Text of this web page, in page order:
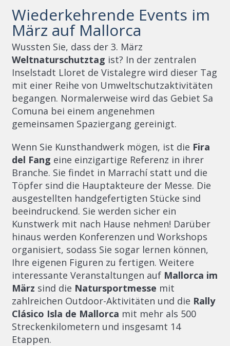
Wiederkehrende Events im
März auf Mallorca
Wussten Sie, dass der 3. März
Weltnaturschutztag ist? In der zentralen
Inselstadt Lloret de Vistalegre wird dieser Tag
mit einer Reihe von Umweltschutzaktivitäten
begangen. Normalerweise wird das Gebiet Sa
Comuna bei einem angenehmen
gemeinsamen Spaziergang gereinigt.
Wenn Sie Kunsthandwerk mögen, ist die Fira
del Fang eine einzigartige Referenz in ihrer
Branche. Sie findet in Marrachí statt und die
Töpfer sind die Hauptakteure der Messe. Die
ausgestellten handgefertigten Stücke sind
beeindruckend. Sie werden sicher ein
Kunstwerk mit nach Hause nehmen! Darüber
hinaus werden Konferenzen und Workshops
organisiert, sodass Sie sogar lernen können,
Ihre eigenen Figuren zu fertigen. Weitere
interessante Veranstaltungen auf Mallorca im
März sind die Natursportmesse mit
zahlreichen Outdoor-Aktivitäten und die Rally
Clásico Isla de Mallorca mit mehr als 500
Streckenkilometern und insgesamt 14
Etappen.